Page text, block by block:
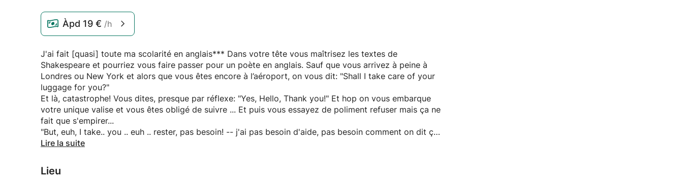
Àpd 19 € /h
J'ai fait [quasi] toute ma scolarité en anglais*** Dans votre tête vous maîtrisez les textes de
Shakespeare et pourriez vous faire passer pour un poète en anglais. Sauf que vous arrivez à peine à
Londres ou New York et alors que vous êtes encore à l’aéroport, on vous dit: "Shall I take care of your
luggage for you?"
Et là, catastrophe! Vous dites, presque par réflexe: "Yes, Hello, Thank you!" Et hop on vous embarque
votre unique valise et vous êtes obligé de suivre ... Et puis vous essayez de poliment refuser mais ça ne
fait que s'empirer...
"But, euh, I take.. you .. euh .. rester, pas besoin! -- j'ai pas besoin d'aide, pas besoin comment on dit ça?
-- ah oui, need!, not need .. euh .. me not need help .. I take!"
volonté et n'ayant ni queue ni tête.
Lire la suite
Lieu